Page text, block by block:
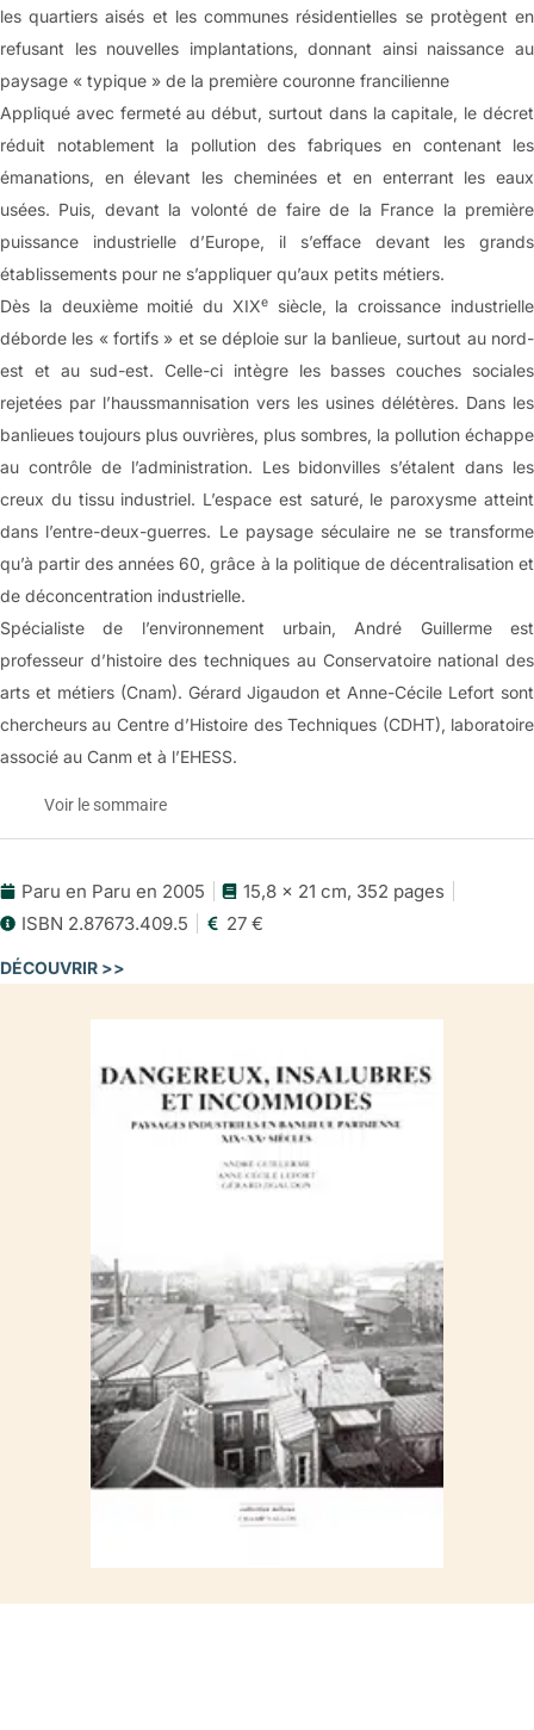
les quartiers aisés et les communes résidentielles se protègent en
refusant les nouvelles implantations, donnant ainsi naissance au
paysage « typique » de la première couronne francilienne
Appliqué avec fermeté au début, surtout dans la capitale, le décret
réduit notablement la pollution des fabriques en contenant les
émanations, en élevant les cheminées et en enterrant les eaux
usées. Puis, devant la volonté de faire de la France la première
puissance industrielle d’Europe, il s’efface devant les grands
établissements pour ne s’appliquer qu’aux petits métiers.
Dès la deuxième moitié du XIXesiècle, la croissance industrielle
déborde les « fortifs » et se déploie sur la banlieue, surtout au nord-
est et au sud-est. Celle-ci intègre les basses couches sociales
rejetées par l’haussmannisation vers les usines délétères. Dans les
banlieues toujours plus ouvrières, plus sombres, la pollution échappe
au contrôle de l’administration. Les bidonvilles s’étalent dans les
creux du tissu industriel. L’espace est saturé, le paroxysme atteint
dans l’entre-deux-guerres. Le paysage séculaire ne se transforme
qu’à partir des années 60, grâce à la politique de décentralisation et
de déconcentration industrielle.
Spécialiste de l’environnement urbain, André Guillerme est
professeur d’histoire des techniques au Conservatoire national des
arts et métiers (Cnam). Gérard Jigaudon et Anne-Cécile Lefort sont
chercheurs au Centre d’Histoire des Techniques (CDHT), laboratoire
associé au Canm et à l’EHESS.
Voir le sommaire
Dangereux, insalubres et incommodes:
paysages industriels en banlieue parisienne (XIX
Haha, Pressions et impressions manufacturiÈres à Paris
1. Les paysages de l’État
Cartographie
Le paysage médical
Le paysage guerrier
Reconnaissance militaire
Poliorcétique
Statistiques
2. Genèse d’une politique industrielle
Paru en Paru en 2005
15,8 x 21 cm, 352 pages
ISBN 2.87673.409.5
27 €
DÉCOUVRIR >>